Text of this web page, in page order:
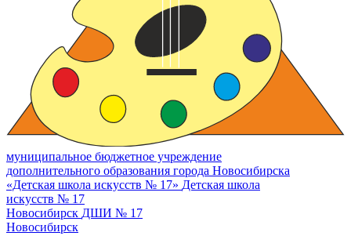
муниципальное бюджетное учреждение
дополнительного образования города Новосибирска
«Детская школа искусств № 17» Детская школа
искусств № 17
Новосибирск ДШИ № 17
Новосибирск